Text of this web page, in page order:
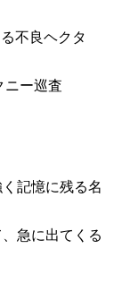
不良ヘクタ
ニー巡査
記憶に残る名
急に出てくる